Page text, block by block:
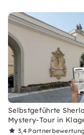
Selbstgeführte
Mystery-Tour in
3,4 Partnerbewertung